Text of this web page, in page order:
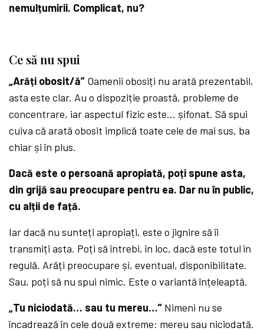
nemulțumirii. Complicat, nu?
Ce să nu spui
„Arăți obosit/ă” Oamenii obosiți nu arată prezentabil,
asta este clar. Au o dispoziție proastă, probleme de
concentrare, iar aspectul fizic este… șifonat. Să spui
cuiva că arată obosit implică toate cele de mai sus, ba
chiar și în plus.
Dacă este o persoană apropiată, poți spune asta,
din grijă sau preocupare pentru ea. Dar nu în public,
cu alții de față.
Iar dacă nu sunteți apropiați, este o jignire să îi
transmiți asta. Poți să întrebi, în loc, dacă este totul în
regulă. Arăți preocupare și, eventual, disponibilitate.
Sau, poți să nu spui nimic. Este o variantă înțeleaptă.
„Tu niciodată… sau tu mereu…” Nimeni nu se
încadrează în cele două extreme: mereu sau niciodată.